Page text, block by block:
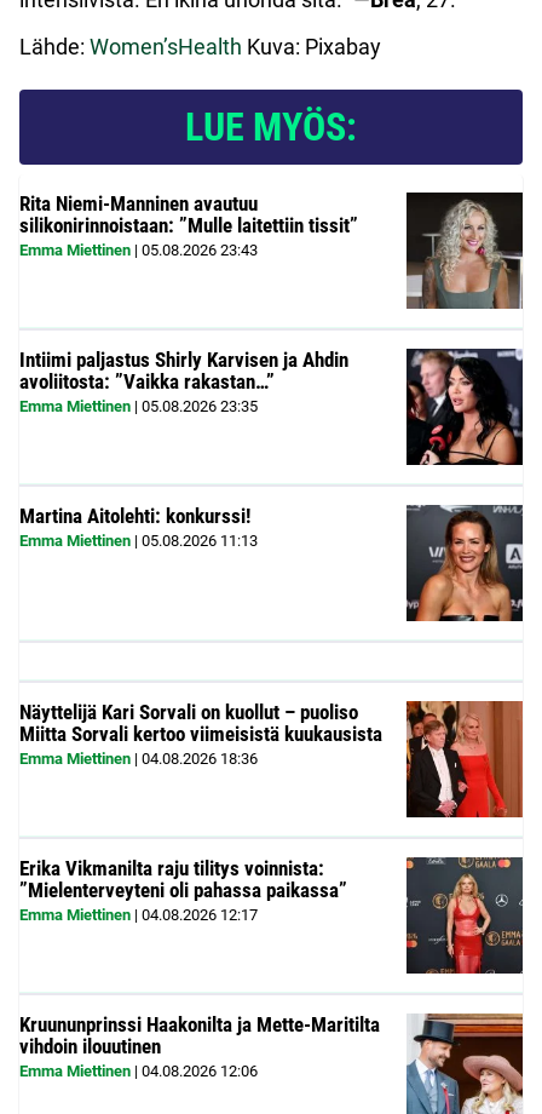
Lähde: Women’sHealth Kuva: Pixabay
LUE MYÖS:
Rita Niemi-Manninen avautuu
silikonirinnoistaan: ”Mulle laitettiin tissit”
Emma Miettinen | 05.08.2026 23:43
Intiimi paljastus Shirly Karvisen ja Ahdin
avoliitosta: ”Vaikka rakastan…”
Emma Miettinen | 05.08.2026 23:35
Martina Aitolehti: konkurssi!
Emma Miettinen | 05.08.2026 11:13
Näyttelijä Kari Sorvali on kuollut – puoliso
Miitta Sorvali kertoo viimeisistä kuukausista
Emma Miettinen | 04.08.2026 18:36
Erika Vikmanilta raju tilitys voinnista:
”Mielenterveyteni oli pahassa paikassa”
Emma Miettinen | 04.08.2026 12:17
Kruununprinssi Haakonilta ja Mette-Maritilta
vihdoin ilouutinen
Emma Miettinen | 04.08.2026 12:06